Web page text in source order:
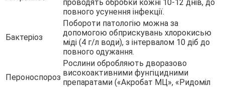
проводять обробки кожні 10-12 днів, до
повного усунення інфекції.
Бактеріоз
Побороти патологію можна за
допомогою обприскувань хлорокисью
міді (4 г/л води), з інтервалом 10 діб до
повного одужання.
Пероноспороз
Рослини обробляють дворазово
високоактивними фунгіцидними
препаратами («Акробат МЦ», «Ридоміл